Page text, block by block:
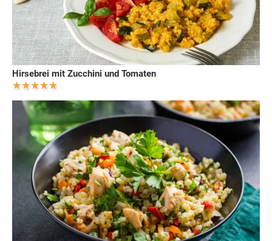
Hirsebrei mit Zucchini und Tomaten